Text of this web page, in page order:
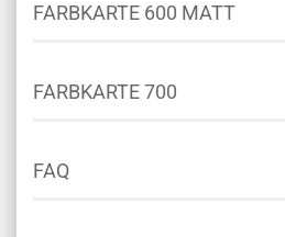
FARBKARTE 600 MATT
FARBKARTE 700
FAQ